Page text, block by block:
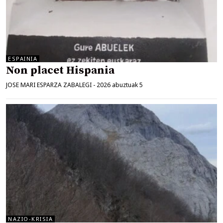
ESPAINIA
Non placet Hispania
JOSE MARI ESPARZA ZABALEGI - 2026 abuztuak 5
NAZIO-KRISIA